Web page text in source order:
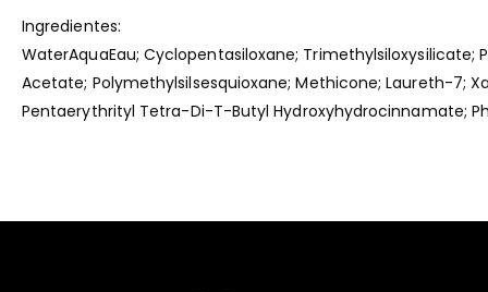
Ingredientes:
WaterAquaEau; Cyclopentasiloxane;
Acetate; Polymethylsilsesquioxane; Methicone; Laureth-7;
Pentaerythrityl Tetra-Di-T-Butyl Hydroxyhydrocinnamate;